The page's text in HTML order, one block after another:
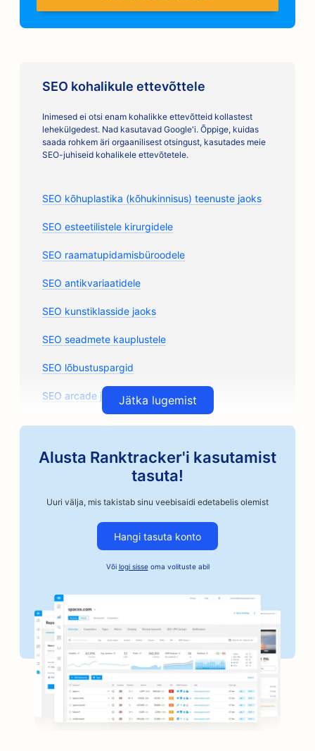
SEO kohalikule ettevõttele
Inimesed ei otsi enam kohalikke ettevõtteid kollastest
lehekülgedest. Nad kasutavad Google'i. Õppige, kuidas
saada rohkem äri orgaanilisest otsingust, kasutades meie
SEO-juhiseid kohalikele ettevõtetele.
SEO kõhuplastika (kõhukinnisus) teenuste jaoks
SEO esteetilistele kirurgidele
SEO raamatupidamisbüroodele
SEO antikvariaatidele
SEO kunstiklasside jaoks
SEO seadmete kauplustele
SEO lõbustuspargid
SEO arcade jaoks
SEO arhitektuuribüroodele
SEO käsitöönduslikele kohviröstritele
SEO autoosade kauplustele
SEO autoremonditöökodadele
SEO autokorpuskauplustele
SEO autoettevõtetele
SEO kautsjoniteenuste jaoks
SEO pankadele
SEO pagaritöökodadele
SEO juuksuripoodidele
SEO grillimisvõimaluste jaoks
Jätka lugemist
Alusta Ranktracker'i kasutamist
tasuta!
Uuri välja, mis takistab sinu veebisaidi edetabelis olemist
Hangi tasuta konto
Või logi sisseoma volituste abil